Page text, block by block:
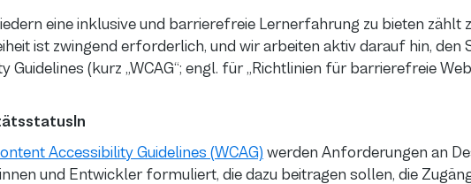
eine inklusive und barrierefreie Lernerfahrung zu bieten zählt
ist zwingend erforderlich, und wir arbeiten aktiv darauf hin, den
Guidelines (kurz „WCAG“; engl. für „Richtlinien für barrierefreie
Accessibility Guidelines (WCAG) werden Anforderungen an
und Entwickler formuliert, die dazu beitragen sollen, die